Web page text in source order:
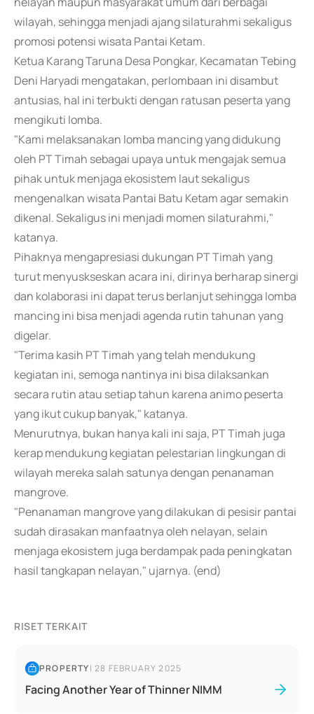
wilayah, sehingga menjadi ajang silaturahmi sekaligus
promosi potensi wisata Pantai Ketam.
Ketua Karang Taruna Desa Pongkar, Kecamatan Tebing
Deni Haryadi mengatakan, perlombaan ini disambut
antusias, hal ini terbukti dengan ratusan peserta yang
mengikuti lomba.
"Kami melaksanakan lomba mancing yang didukung
oleh PT Timah sebagai upaya untuk mengajak semua
pihak untuk menjaga ekosistem laut sekaligus
mengenalkan wisata Pantai Batu Ketam agar semakin
dikenal. Sekaligus ini menjadi momen silaturahmi,"
katanya.
Pihaknya mengapresiasi dukungan PT Timah yang
turut menyuskseskan acara ini, dirinya berharap sinergi
dan kolaborasi ini dapat terus berlanjut sehingga lomba
mancing ini bisa menjadi agenda rutin tahunan yang
digelar.
"Terima kasih PT Timah yang telah mendukung
kegiatan ini, semoga nantinya ini bisa dilaksankan
secara rutin atau setiap tahun karena animo peserta
yang ikut cukup banyak," katanya.
Menurutnya, bukan hanya kali ini saja, PT Timah juga
kerap mendukung kegiatan pelestarian lingkungan di
wilayah mereka salah satunya dengan penanaman
mangrove.
"Penanaman mangrove yang dilakukan di pesisir pantai
sudah dirasakan manfaatnya oleh nelayan, selain
menjaga ekosistem juga berdampak pada peningkatan
hasil tangkapan nelayan," ujarnya. (end)
RISET TERKAIT
PROPERTY|28 FEBRUARY 2025
Facing Another Year of Thinner NIMM